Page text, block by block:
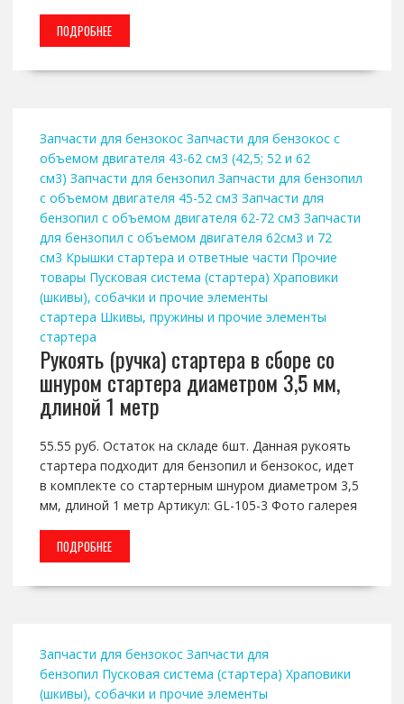
ПОДРОБНЕЕ
Запчасти для бензокос Запчасти для бензокос с
объемом двигателя 43-62 см3 (42,5; 52 и 62
см3) Запчасти для бензопил Запчасти для бензопил
с объемом двигателя 45-52 см3 Запчасти для
бензопил с объемом двигателя 62-72 см3 Запчасти
для бензопил с объемом двигателя 62см3 и 72
см3 Крышки стартера и ответные части Прочие
товары Пусковая система (стартера) Храповики
(шкивы), собачки и прочие элементы
стартера Шкивы, пружины и прочие элементы
стартера
Рукоять (ручка) стартера в сборе со
шнуром стартера диаметром 3,5 мм,
длиной 1 метр
55.55 руб. Остаток на складе 6шт. Данная рукоять
стартера подходит для бензопил и бензокос, идет
в комплекте со стартерным шнуром диаметром 3,5
мм, длиной 1 метр Артикул: GL-105-3 Фото галерея
ПОДРОБНЕЕ
Запчасти для бензокос Запчасти для
бензопил Пусковая система (стартера) Храповики
(шкивы), собачки и прочие элементы